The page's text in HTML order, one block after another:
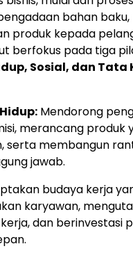
bahan baku,
produk kepada
berfokus pada tiga
Sosial, dan Tata
Mendorong
merancang produk
serta membangun
jawab.
budaya kerja
karyawan,
dan berinvestasi